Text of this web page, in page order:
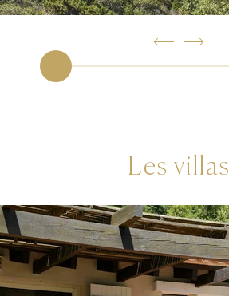
Les villas